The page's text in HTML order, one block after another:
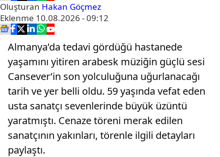
Oluşturan Hakan Göçmez
Eklenme 10.08.2026 - 09:12
Almanya’da tedavi gördüğü hastanede
yaşamını yitiren arabesk müziğin güçlü sesi
Cansever’in son yolculuğuna uğurlanacağı
tarih ve yer belli oldu. 59 yaşında vefat eden
usta sanatçı sevenlerinde büyük üzüntü
yaratmıştı. Cenaze töreni merak edilen
sanatçının yakınları, törenle ilgili detayları
paylaştı.